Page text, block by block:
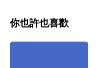
你也許也喜歡